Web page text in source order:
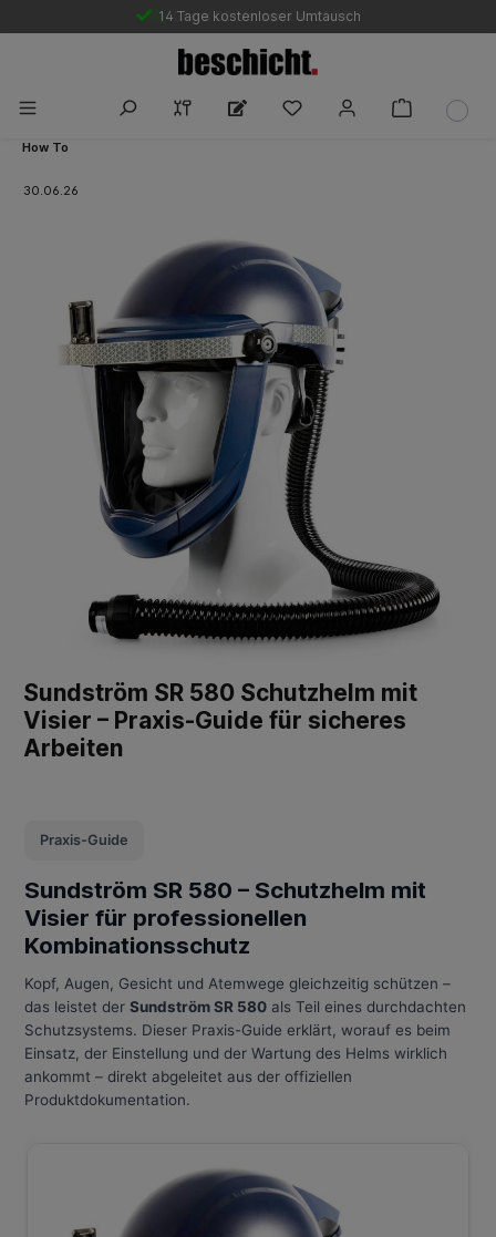
Gratis DE-Versand ab 250 €
14 Tage kostenloser Umtausch
How To
30.06.26
Sundström SR 580 Schutzhelm mit
Visier – Praxis-Guide für sicheres
Arbeiten
Praxis-Guide
Sundström SR 580 – Schutzhelm mit
Visier für professionellen
Kombinationsschutz
Kopf, Augen, Gesicht und Atemwege gleichzeitig schützen –
das leistet der Sundström SR 580 als Teil eines durchdachten
Schutzsystems. Dieser Praxis-Guide erklärt, worauf es beim
Einsatz, der Einstellung und der Wartung des Helms wirklich
ankommt – direkt abgeleitet aus der offiziellen
Produktdokumentation.